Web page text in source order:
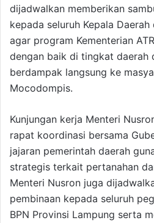
dijadwalkan memberikan
kepada seluruh Kepala
agar program Kementerian
dengan baik di tingkat daerah
berdampak langsung ke
Mocodompis.
Kunjungan kerja Menteri
rapat koordinasi bersama
jajaran pemerintah daerah
strategis terkait pertanahan
Menteri Nusron juga
pembinaan kepada seluruh
BPN Provinsi Lampung serta